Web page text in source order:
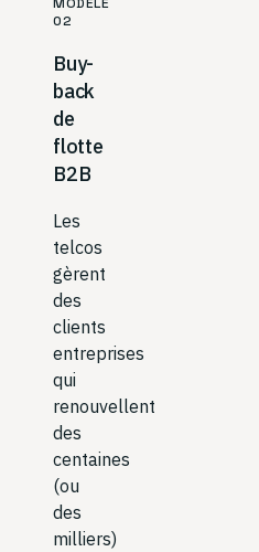
MODÈLE
02
Buy-
back
de
flotte
B2B
Les
telcos
gèrent
des
clients
entreprises
qui
renouvellent
des
centaines
(ou
des
milliers)